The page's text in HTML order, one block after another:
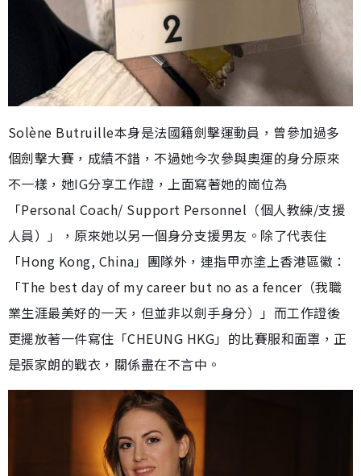
Solène Butruille本身是法國籍劍擊運動員，曾參加過多
個劍擊大賽，成績不錯，不過她今次參與奧運的身分原來
不一樣，她IG分享工作證，上面寫著她的崗位為
「Personal Coach/ Support Personnel（個人教練/支援
人員）」，原來她以另一個身分支援男友。除了代表住
「Hong Kong, China」團隊外，連指甲亦塗上香港區徽：
「The best day of my career but no as a fencer（我職
業生涯最美好的一天，但並非以劍手身分）」而工作證後
更擺放著一件寫住「CHEUNG HKG」的比賽服和面罩，正
是張家朗的戰衣，關係盡在不言中。